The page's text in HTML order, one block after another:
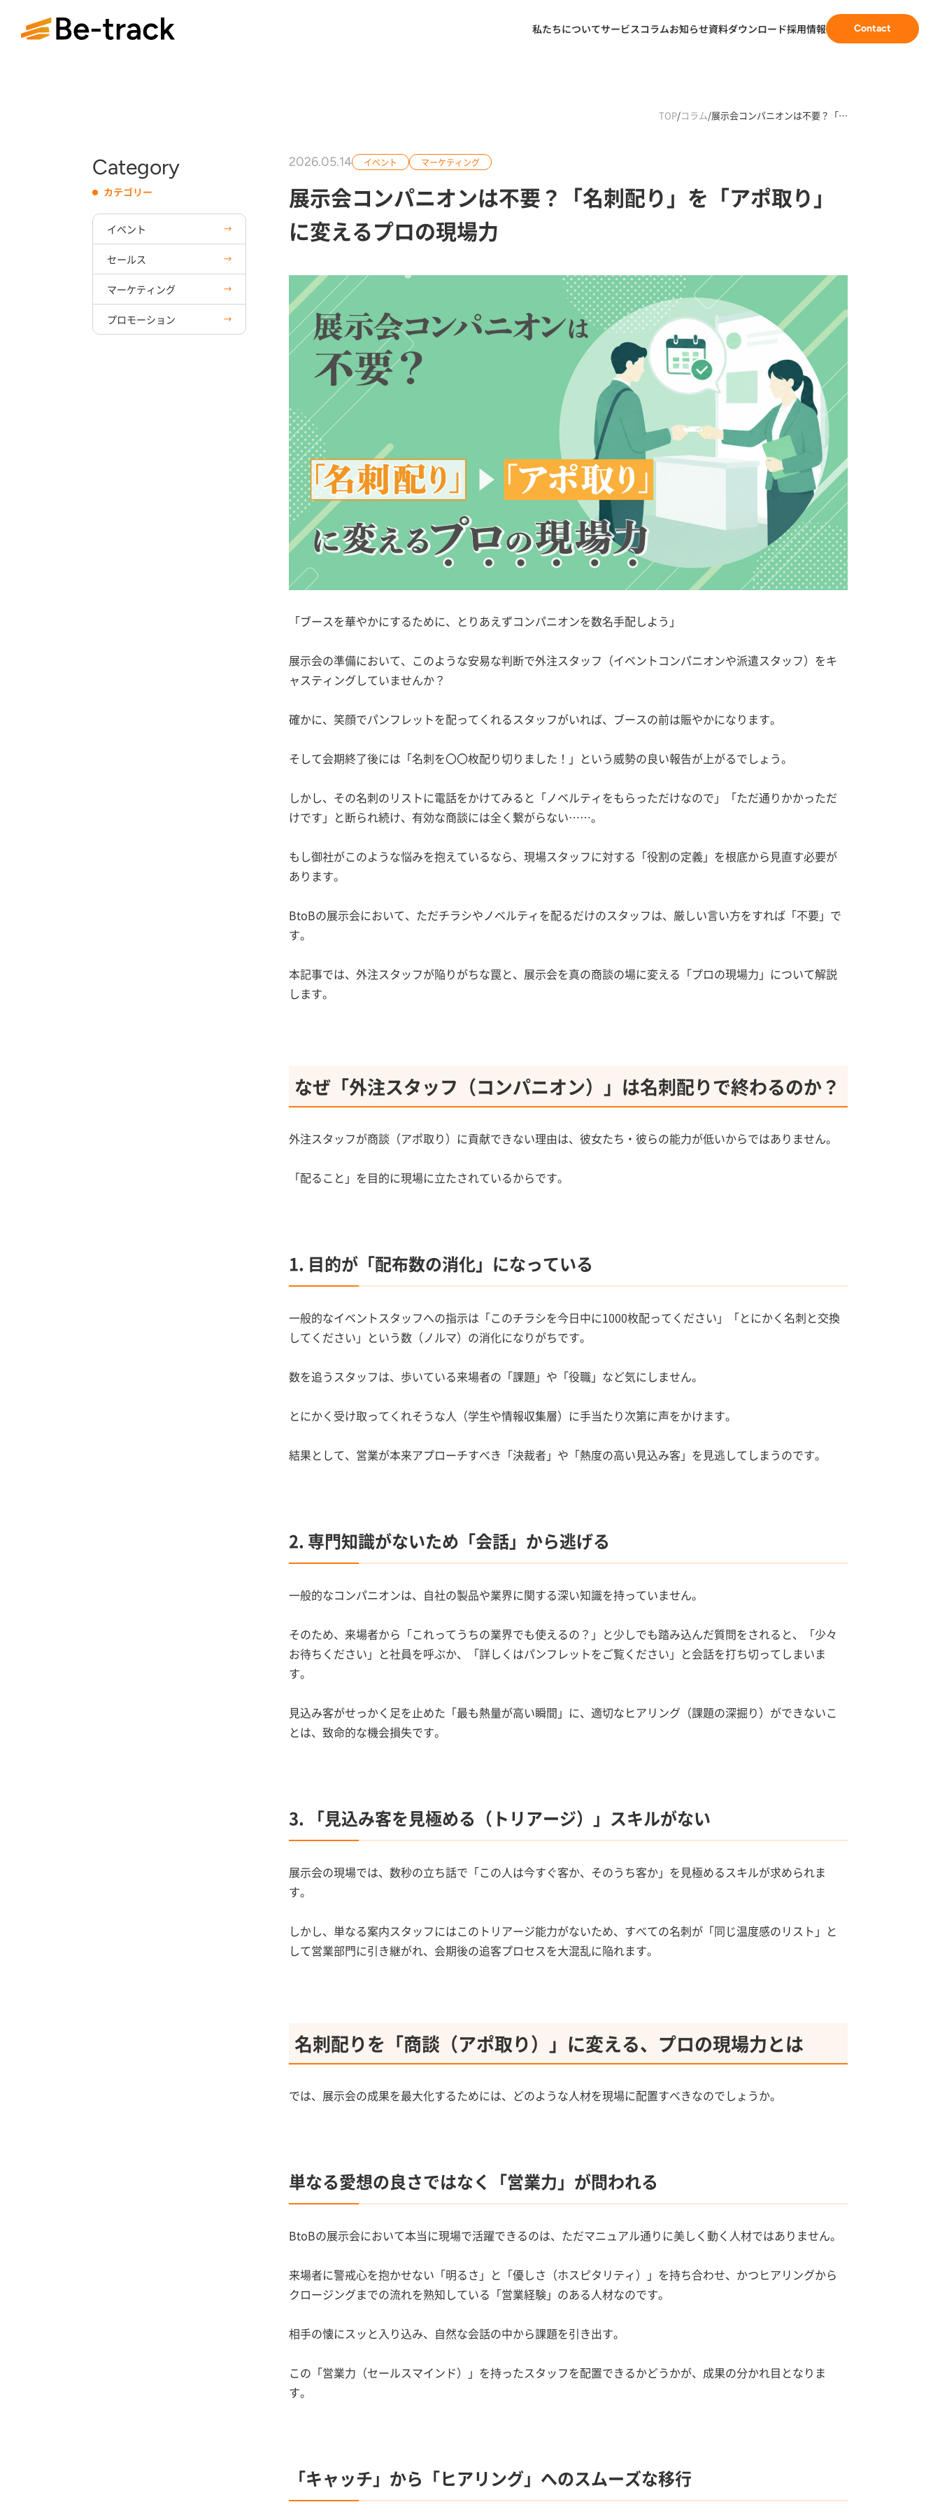
私たちについてサービスコラムお知らせ資料ダウンロード採用情報 Contact
TOP/コラム/展示会コンパニオンは不要？「…
Category
カテゴリー
イベント
セールス
マーケティング
プロモーション
2026.05.14 イベント マーケティング
展示会コンパニオンは不要？「名刺配り」を「アポ取り」
に変えるプロの現場力
「ブースを華やかにするために、とりあえずコンパニオンを数名手配しよう」
展示会の準備において、このような安易な判断で外注スタッフ（イベントコンパニオンや派遣スタッフ）をキ
ャスティングしていませんか？
確かに、笑顔でパンフレットを配ってくれるスタッフがいれば、ブースの前は賑やかになります。
そして会期終了後には「名刺を〇〇枚配り切りました！」という威勢の良い報告が上がるでしょう。
しかし、その名刺のリストに電話をかけてみると「ノベルティをもらっただけなので」「ただ通りかかっただ
けです」と断られ続け、有効な商談には全く繋がらない……。
もし御社がこのような悩みを抱えているなら、現場スタッフに対する「役割の定義」を根底から見直す必要が
あります。
BtoBの展示会において、ただチラシやノベルティを配るだけのスタッフは、厳しい言い方をすれば「不要」で
す。
本記事では、外注スタッフが陥りがちな罠と、展示会を真の商談の場に変える「プロの現場力」について解説
します。
なぜ「外注スタッフ（コンパニオン）」は名刺配りで終わるのか？
外注スタッフが商談（アポ取り）に貢献できない理由は、彼女たち・彼らの能力が低いからではありません。
「配ること」を目的に現場に立たされているからです。
1. 目的が「配布数の消化」になっている
一般的なイベントスタッフへの指示は「このチラシを今日中に1000枚配ってください」「とにかく名刺と交換
してください」という数（ノルマ）の消化になりがちです。
数を追うスタッフは、歩いている来場者の「課題」や「役職」など気にしません。
とにかく受け取ってくれそうな人（学生や情報収集層）に手当たり次第に声をかけます。
結果として、営業が本来アプローチすべき「決裁者」や「熱度の高い見込み客」を見逃してしまうのです。
2. 専門知識がないため「会話」から逃げる
一般的なコンパニオンは、自社の製品や業界に関する深い知識を持っていません。
そのため、来場者から「これってうちの業界でも使えるの？」と少しでも踏み込んだ質問をされると、「少々
お待ちください」と社員を呼ぶか、「詳しくはパンフレットをご覧ください」と会話を打ち切ってしまいま
す。
見込み客がせっかく足を止めた「最も熱量が高い瞬間」に、適切なヒアリング（課題の深掘り）ができないこ
とは、致命的な機会損失です。
3. 「見込み客を見極める（トリアージ）」スキルがない
展示会の現場では、数秒の立ち話で「この人は今すぐ客か、そのうち客か」を見極めるスキルが求められま
す。
しかし、単なる案内スタッフにはこのトリアージ能力がないため、すべての名刺が「同じ温度感のリスト」と
して営業部門に引き継がれ、会期後の追客プロセスを大混乱に陥れます。
名刺配りを「商談（アポ取り）」に変える、プロの現場力とは
では、展示会の成果を最大化するためには、どのような人材を現場に配置すべきなのでしょうか。
単なる愛想の良さではなく「営業力」が問われる
BtoBの展示会において本当に現場で活躍できるのは、ただマニュアル通りに美しく動く人材ではありません。
来場者に警戒心を抱かせない「明るさ」と「優しさ（ホスピタリティ）」を持ち合わせ、かつヒアリングから
クロージングまでの流れを熟知している「営業経験」のある人材なのです。
相手の懐にスッと入り込み、自然な会話の中から課題を引き出す。
この「営業力（セールスマインド）」を持ったスタッフを配置できるかどうかが、成果の分かれ目となりま
す。
「キャッチ」から「ヒアリング」へのスムーズな移行